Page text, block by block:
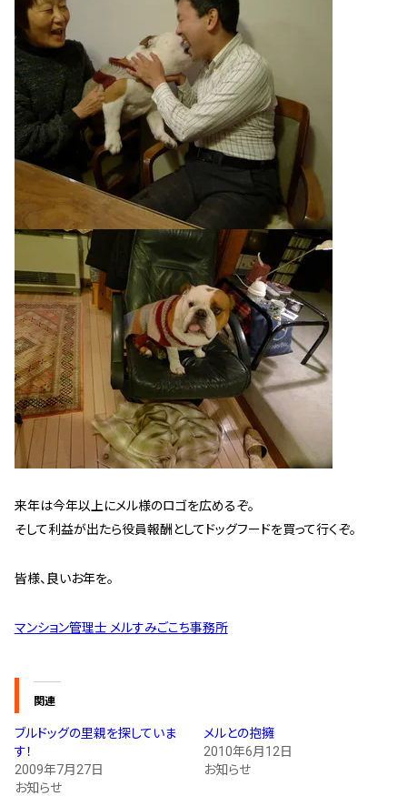
来年は今年以上にメル様のロゴを広めるぞ。
そして利益が出たら役員報酬としてドッグフードを買って行くぞ。
皆様、良いお年を。
マンション管理士 メルすみごこち事務所
関連
ブルドッグの里親を探していま
す！
2009年7月27日
お知らせ
メルとの抱擁
2010年6月12日
お知らせ